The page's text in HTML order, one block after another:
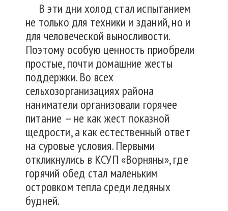
В эти дни холод стал испытанием
не только для техники и зданий, но и
для человеческой выносливости.
Поэтому особую ценность приобрели
простые, почти домашние жесты
поддержки. Во всех
сельхозорганизациях района
наниматели организовали горячее
питание — не как жест показной
щедрости, а как естественный ответ
на суровые условия. Первыми
откликнулись в КСУП «Ворняны», где
горячий обед стал маленьким
островком тепла среди ледяных
будней.